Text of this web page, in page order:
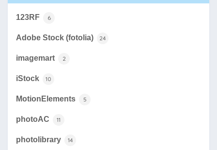
123RF 6
Adobe Stock (fotolia) 24
imagemart 2
iStock 10
MotionElements 5
photoAC 11
photolibrary 14